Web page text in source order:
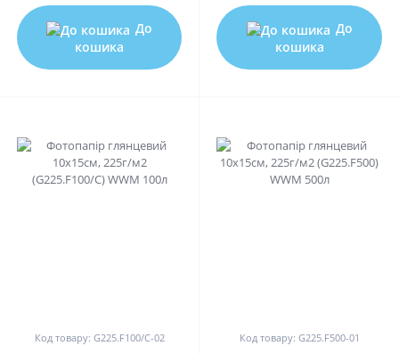
До
кошика
До
кошика
Код товару: G225.F100/C-02 Код товару: G225.F500-01